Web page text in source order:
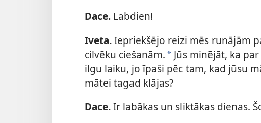
Dace. Labdien!
Iveta.Iepriekšējo reizi mēs runājām
cilvēku ciešanām. * Jūs minējāt, ka
ilgu laiku, jo īpaši pēc tam, kad jūsu
mātei tagad klājas?
Dace.Ir labākas un sliktākas dienas.